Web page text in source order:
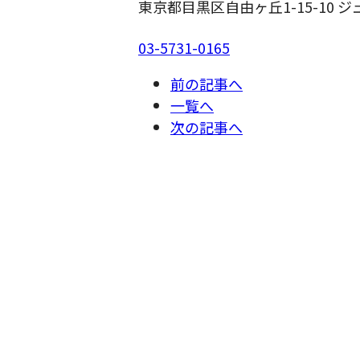
東京都目黒区自由ヶ丘1-15-10 ジ
03-5731-0165
前の記事へ
一覧へ
次の記事へ